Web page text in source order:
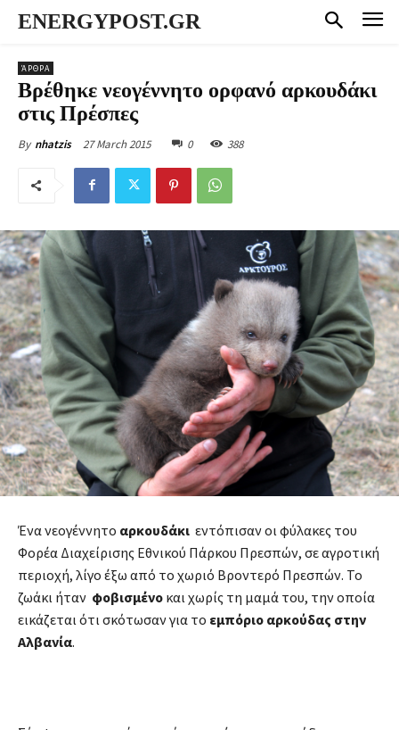
ENERGYPOST.GR
ΆΡΘΡΑ
Βρέθηκε νεογέννητο ορφανό αρκουδάκι
στις Πρέσπες
By nhatzis 27 March 2015 0 388
Ένα νεογέννητο αρκουδάκι εντόπισαν οι φύλακες του
Φορέα Διαχείρισης Εθνικού Πάρκου Πρεσπών, σε αγροτική
περιοχή, λίγο έξω από το χωριό Βροντερό Πρεσπών. Το
ζωάκι ήταν φοβισμένο και χωρίς τη μαμά του, την οποία
εικάζεται ότι σκότωσαν για το εμπόριο αρκούδας στην
Αλβανία.